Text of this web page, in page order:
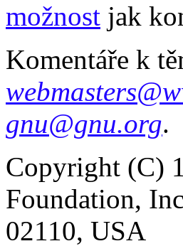
možnost jak
Komentáře k
gnu@gnu.org.
Copyright (C)
Foundation,
02110, USA